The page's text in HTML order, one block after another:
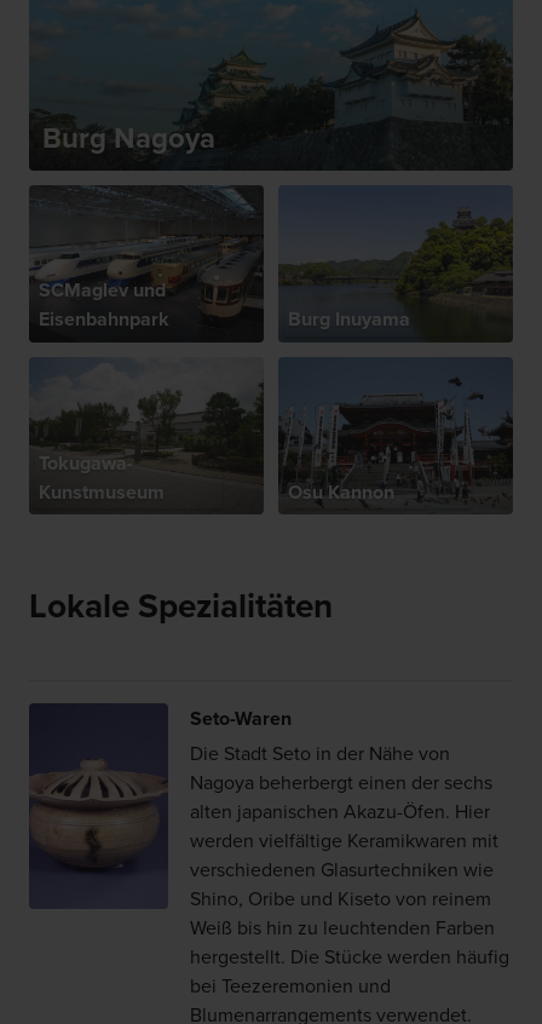
Burg Nagoya
SCMaglev und
Eisenbahnpark
Burg Inuyama
Tokugawa-
Kunstmuseum
Osu Kannon
Lokale Spezialitäten
Seto-Waren
Die Stadt Seto in der Nähe von
Nagoya beherbergt einen der sechs
alten japanischen Akazu-Öfen. Hier
werden vielfältige Keramikwaren mit
verschiedenen Glasurtechniken wie
Shino, Oribe und Kiseto von reinem
Weiß bis hin zu leuchtenden Farben
hergestellt. Die Stücke werden häufig
bei Teezeremonien und
Blumenarrangements verwendet.